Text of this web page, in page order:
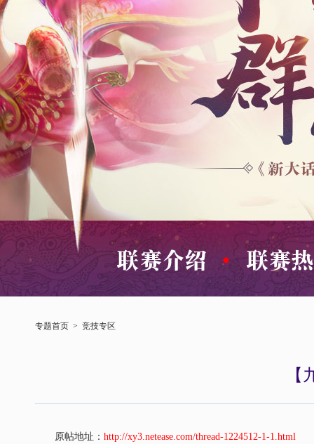
我的足迹： 新大话3经典版
专题首页 > 竞技专区
原帖地址： http://xy3.netease.com/thread-1224512-1-1.html